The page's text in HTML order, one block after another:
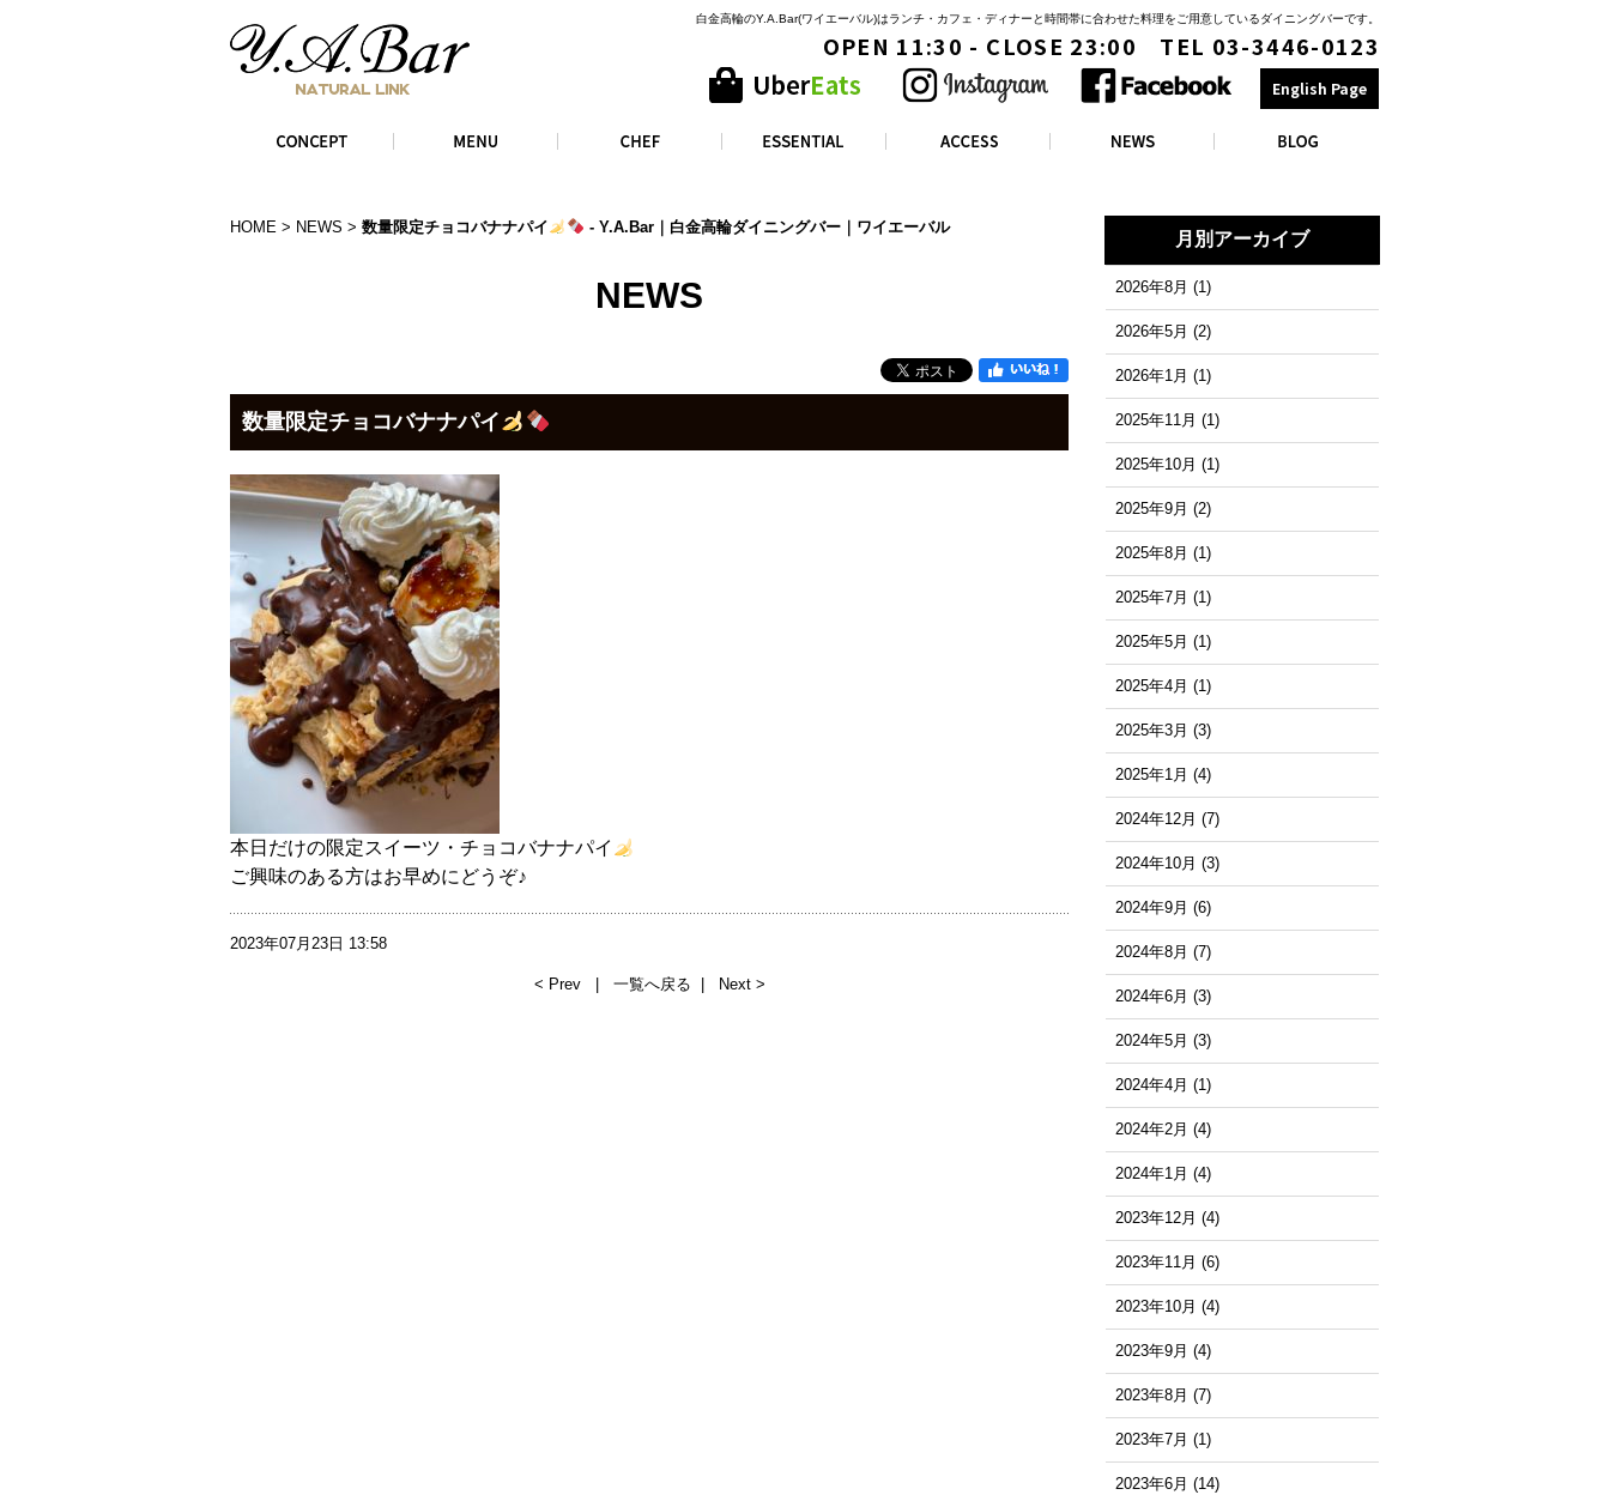
白金高輪のY.A.Bar(ワイエーバル)はランチ・カフェ・ディナーと時間帯に合わせた料理をご用意しているダイニングバーです。
OPEN 11:30 - CLOSE 23:00 TEL 03-3446-0123
English Page
月別アーカイブ
2026年8月 (1)
2026年5月 (2)
2026年1月 (1)
2025年11月 (1)
2025年10月 (1)
2025年9月 (2)
2025年8月 (1)
2025年7月 (1)
2025年5月 (1)
2025年4月 (1)
2025年3月 (3)
2025年1月 (4)
2024年12月 (7)
2024年10月 (3)
2024年9月 (6)
2024年8月 (7)
2024年6月 (3)
2024年5月 (3)
2024年4月 (1)
2024年2月 (4)
2024年1月 (4)
2023年12月 (4)
2023年11月 (6)
2023年10月 (4)
2023年9月 (4)
2023年8月 (7)
2023年7月 (1)
2023年6月 (14)
HOME > NEWS > 数量限定チョコバナナパイ - Y.A.Bar｜白金高輪ダイニングバー｜ワイエーバル
NEWS
数量限定チョコバナナパイ
本日だけの限定スイーツ・チョコバナナパイ
ご興味のある方はお早めにどうぞ♪
2023年07月23日 13:58
< Prev 一覧へ戻る Next >